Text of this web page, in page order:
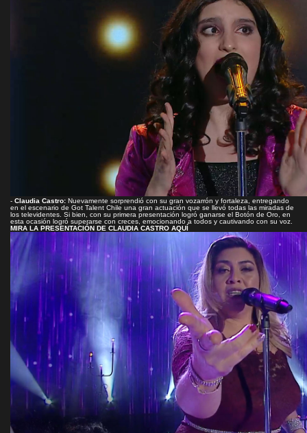
- Claudia Castro: Nuevamente sorprendió con su gran vozarrón y fortaleza, entregando
en el escenario de Got Talent Chile una gran actuación que se llevó todas las miradas de
los televidentes. Si bien, con su primera presentación logró ganarse el Botón de Oro, en
esta ocasión logró superarse con creces, emocionando a todos y cautivando con su voz.
MIRA LA PRESENTACIÓN DE CLAUDIA CASTRO AQUÍ